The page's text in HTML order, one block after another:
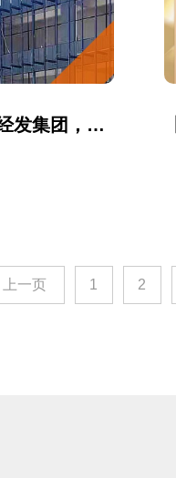
亚太西奥电梯携手新化经发集团，赋能国家级运动轮滑中心建设
上一页 1 2